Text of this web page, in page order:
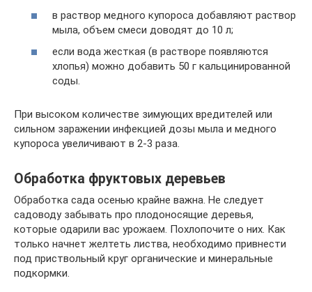
в раствор медного купороса добавляют раствор
мыла, объем смеси доводят до 10 л;
если вода жесткая (в растворе появляются
хлопья) можно добавить 50 г кальцинированной
соды.
При высоком количестве зимующих вредителей или
сильном заражении инфекцией дозы мыла и медного
купороса увеличивают в 2-3 раза.
Обработка фруктовых деревьев
Обработка сада осенью крайне важна. Не следует
садоводу забывать про плодоносящие деревья,
которые одарили вас урожаем. Похлопочите о них. Как
только начнет желтеть листва, необходимо привнести
под приствольный круг органические и минеральные
подкормки.